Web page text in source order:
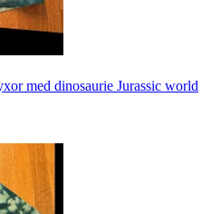
med dinosaurie Jurassic world